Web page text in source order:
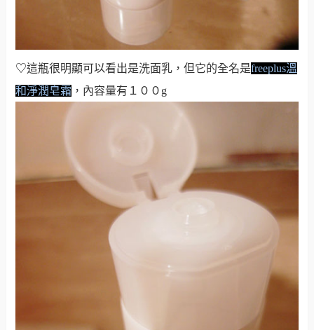
♡這瓶很明顯可以看出是洗面乳，但它的全名是freeplus溫
和淨潤皂霜 ，內容量有１００g